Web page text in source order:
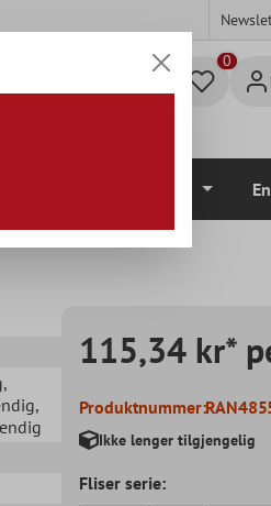
,
,
115,34 kr*
Produktnummer:
Ikke lenger tilgjengelig
Fliser serie: